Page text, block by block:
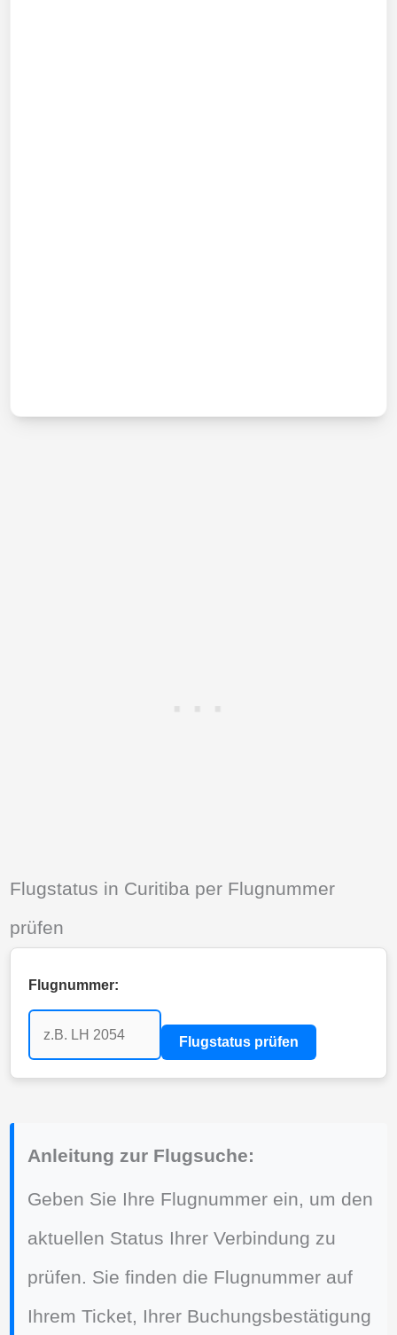
Flugstatus in Curitiba per Flugnummer
prüfen
Flugnummer:
Flugstatus prüfen
Anleitung zur Flugsuche:
Geben Sie Ihre Flugnummer ein, um den
aktuellen Status Ihrer Verbindung zu
prüfen. Sie finden die Flugnummer auf
Ihrem Ticket, Ihrer Buchungsbestätigung